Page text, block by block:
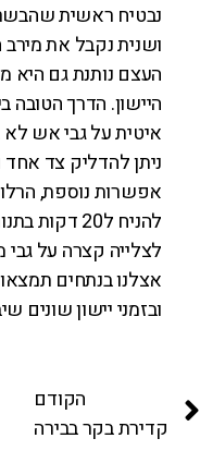
נבטיח ראשית שהבשר
ושנית נקבל את
העצם נותנת גם היא
היישון. הדרך הטובה
איטית על גבי אש לא
ניתן להדליק צד
אפשרות נוספת,
להניח ל20
לצלייה קצרה על גבי
אצלנו בנתחים
ובזמני יישון שונים
הקודם
קדירת בקר בבירה